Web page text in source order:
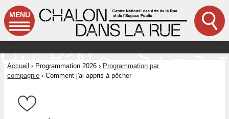
MENU
Accueil › Programmation 2026 › Programmation par
compagnie › Comment j'ai appris à pêcher